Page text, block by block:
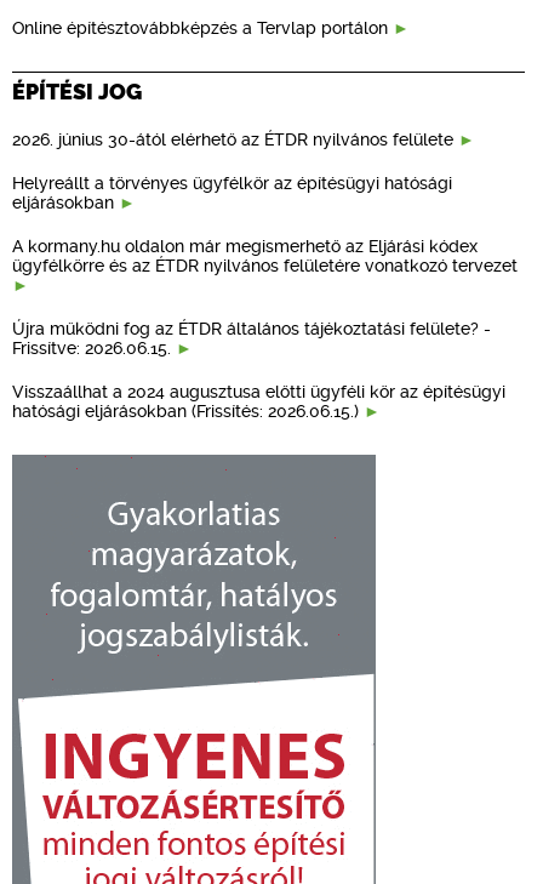
Online építésztovábbképzés a Tervlap portálon
ÉPÍTÉSI JOG
2026. június 30-ától elérhető az ÉTDR nyilvános felülete
Helyreállt a törvényes ügyfélkör az építésügyi hatósági
eljárásokban
A kormany.hu oldalon már megismerhető az Eljárási kódex
ügyfélkörre és az ÉTDR nyilvános felületére vonatkozó tervezet
Újra működni fog az ÉTDR általános tájékoztatási felülete? -
Frissítve: 2026.06.15.
Visszaállhat a 2024 augusztusa előtti ügyféli kör az építésügyi
hatósági eljárásokban (Frissítés: 2026.06.15.)